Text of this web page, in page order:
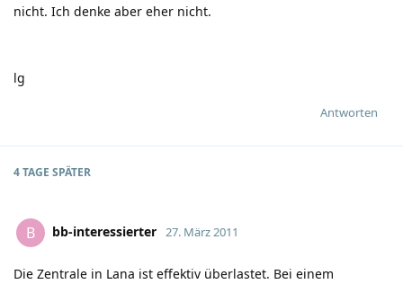
nicht. Ich denke aber eher nicht.
lg
Antworten
4 TAGE SPÄTER
B bb-interessierter 27. März 2011
Die Zentrale in Lana ist effektiv überlastet. Bei einem